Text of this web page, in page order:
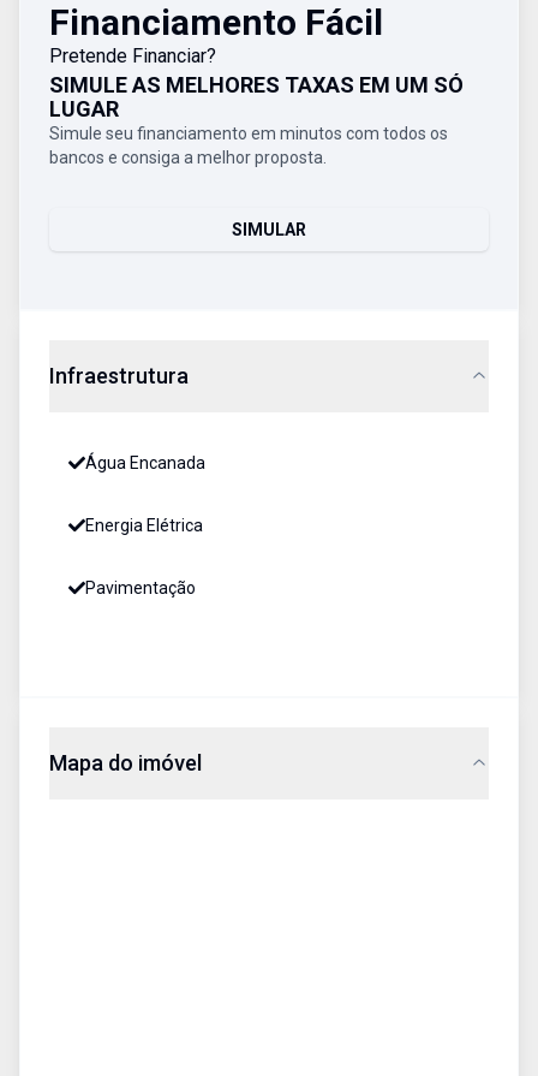
Financiamento Fácil
Pretende Financiar?
SIMULE AS MELHORES TAXAS EM UM SÓ
LUGAR
Simule seu financiamento em minutos com todos os
bancos e consiga a melhor proposta.
SIMULAR
Infraestrutura
Água Encanada
Energia Elétrica
Pavimentação
Mapa do imóvel